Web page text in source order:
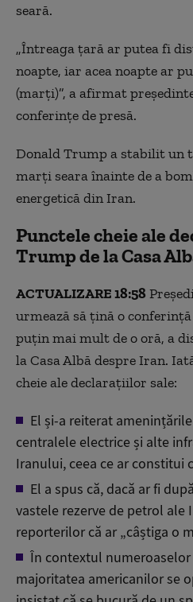
seară.
„Întreaga ţară ar putea fi
noapte, iar acea noapte ar
(marţi)”, a afirmat
conferinţe de presă.
Donald Trump a stabilit un
marţi seara înainte de a
energetică din Iran.
Punctele cheie ale
Trump de la Casa
ACTUALIZARE 18:58
urmează să țină o
puțin mai mult de o oră, a
la Casa Albă despre Iran.
cheie ale declarațiilor sale:
El și-a reiterat
centralele electrice și alte
Iranului, ceea ce ar constitui
El a spus că, dacă ar fi
vastele rezerve de petrol ale
reporterilor că ar „câștiga o
În contextul numeroaselor
majoritatea americanilor se